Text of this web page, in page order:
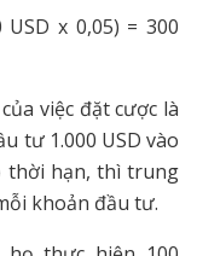
USD x 0,05) = 300
việc đặt cược là
tư 1.000 USD vào
thời hạn, thì trung
khoản đầu tư.